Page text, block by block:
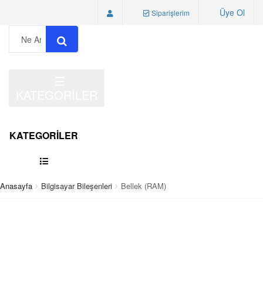
Siparişlerim Üye Ol
KATEGORİLER
Anasayfa Bilgisayar Bileşenleri Bellek (RAM)